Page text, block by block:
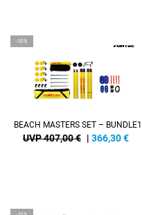
-10%
BEACH MASTERS SET – BUNDLE1
UVP 407,00 € | 366,30€